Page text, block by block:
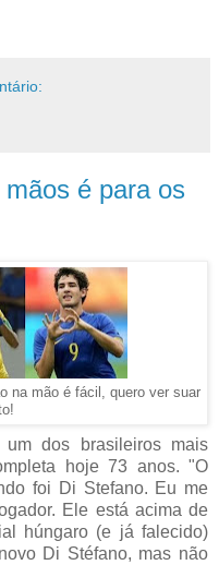
é para os
na mão é fácil, quero ver suar
um dos brasileiros mais
hoje 73 anos. "O
foi Di Stefano. Eu me
Ele está acima de
húngaro (e já falecido)
Di Stéfano, mas não